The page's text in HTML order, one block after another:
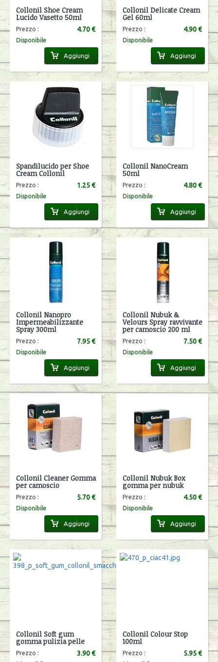
Collonil Shoe Cream
Lucido Vasetto 50ml
Prezzo : 4.70 €
Disponibile
Aggiungi
Collonil Delicate Cream
Gel 60ml
Prezzo : 4.90 €
Disponibile
Aggiungi
Spandilucido per Shoe
Cream Collonil
Prezzo : 1.25 €
Disponibile
Aggiungi
Collonil NanoCream
50ml
Prezzo : 4.80 €
Disponibile
Aggiungi
Collonil Nanopro
Impermeabilizzante
Spray 300ml
Prezzo : 7.95 €
Disponibile
Aggiungi
Collonil Nubuk &
Velours Spray ravvivante
per camoscio 200 ml
Prezzo : 7.50 €
Disponibile
Aggiungi
Collonil Cleaner Gomma
per camoscio
Prezzo : 5.70 €
Disponibile
Aggiungi
Collonil Nubuk Box
gomma per nubuk
Prezzo : 4.50 €
Disponibile
Aggiungi
Collonil Soft gum
gomma pulizia pelle
Prezzo : 3.90 €
Collonil Colour Stop
100ml
Prezzo : 5.95 €